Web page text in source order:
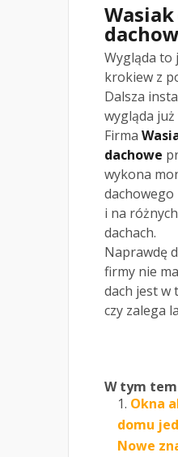
Wygląda to
krokiew z
Dalsza
wygląda
Firma
dachowe
wykona
i na
dachach.
Naprawdę
firmy nie
dach jest w
czy zalega
W tym
Okna
domu
Nowe